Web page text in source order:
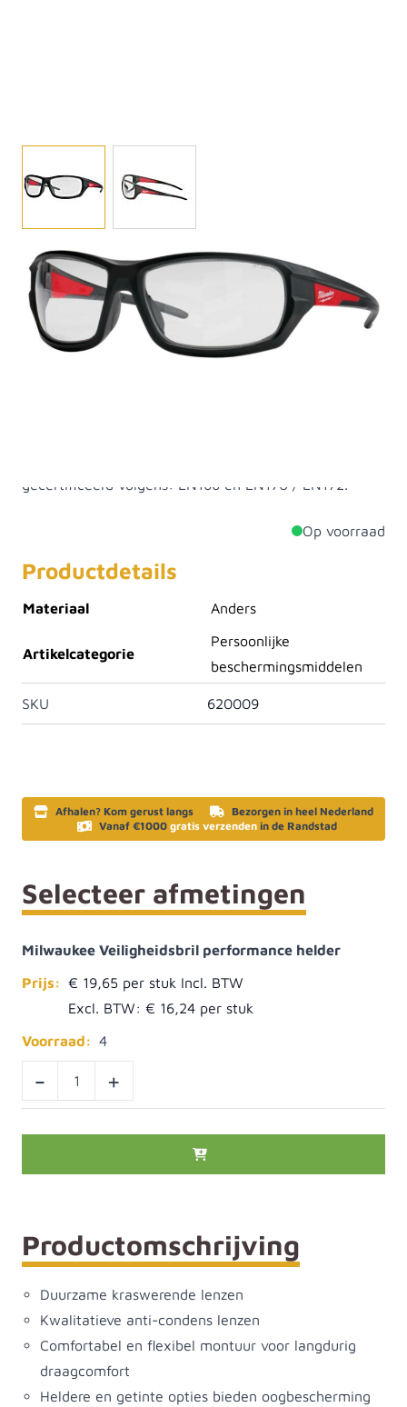
Als hovenier werk u dagelijks in wisselende
omstandigheden, en uw ogen verdienen de best
mogelijke bescherming. Daarom is de Milwaukee
Veiligheidsbril onmisbaar op de werkplaats. Deze
Milwaukee veiligheidsbril is namelijk ideaal om op de
gecertificeerd volgens: EN166 en EN170 / EN172.
Op voorraad
Productdetails
Materiaal Anders
Artikelcategorie
Persoonlijke
beschermingsmiddelen
SKU 620009
Afhalen? Kom gerust langs
Bezorgen in heel Nederland
Vanaf €1000 gratis verzenden in de Randstad
Selecteer afmetingen
Milwaukee Veiligheidsbril performance helder
Prijs: € 19,65
Excl. BTW: € 16,24
Voorraad: 4
- +
Productomschrijving
Duurzame kraswerende lenzen
Kwalitatieve anti-condens lenzen
Comfortabel en flexibel montuur voor langdurig
draagcomfort
Heldere en getinte opties bieden oogbescherming